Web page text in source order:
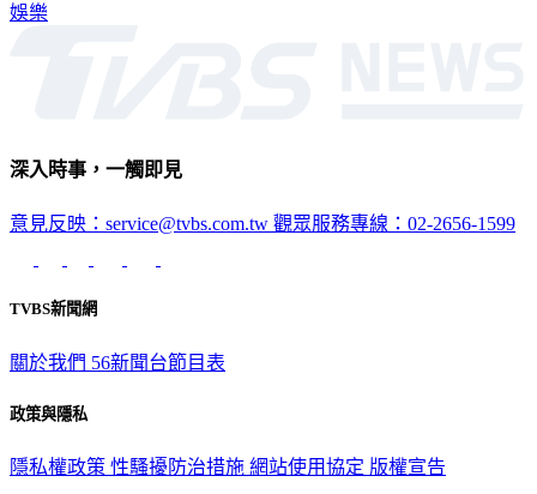
娛樂
深入時事，一觸即見
意見反映：service@tvbs.com.tw 觀眾服務專線：02-2656-1599
TVBS新聞網
關於我們 56新聞台節目表
政策與隱私
隱私權政策 性騷擾防治措施 網站使用協定 版權宣告